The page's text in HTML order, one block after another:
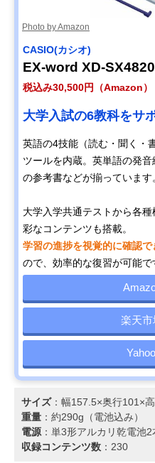
Photo by Amazon
CASIO(カシオ)
EX-word XD-
税込み30,500円（Amazon）
大学入試の6教科をサ
英語の4技能（読む・聞く・
ツールを内蔵。英単語の発
の参考書などが揃っています
大学入学共通テストから各
彩なコンテンツも搭載。
学習の進捗を視覚的に確認
ので、効率的な復習が可能で
楽天市
サイズ：幅157.5×奥行101×
重量 ：約290g（電池込み）
電源 ：単3形アルカリ乾電池2
収録コンテンツ数 ：230